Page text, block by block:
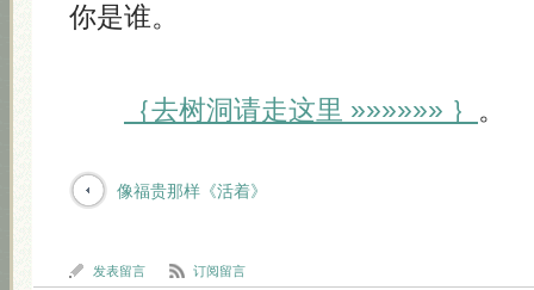
你是谁。
｛去树洞请走这里 »»»»»» ｝ 。
像福贵那样《活着》
发表留言 订阅留言